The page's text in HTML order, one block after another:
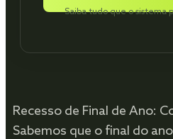
Recesso de Final de Ano:
Sabemos que o final do
Saiba tudo que o sistema